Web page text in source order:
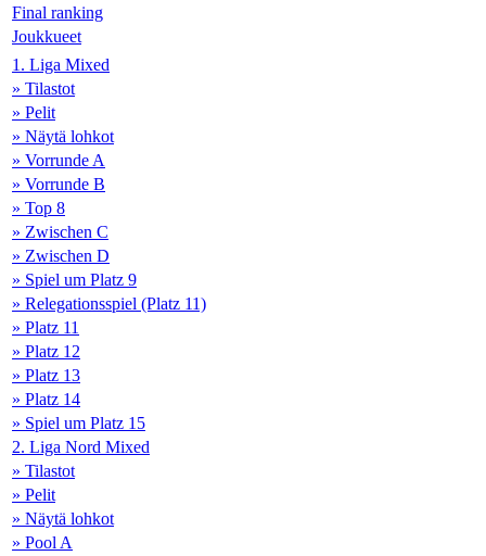
Final ranking
Joukkueet
1. Liga Mixed
» Tilastot
» Pelit
» Näytä lohkot
» Vorrunde A
» Vorrunde B
» Top 8
» Zwischen C
» Zwischen D
» Spiel um Platz 9
» Relegationsspiel (Platz 11)
» Platz 11
» Platz 12
» Platz 13
» Platz 14
» Spiel um Platz 15
2. Liga Nord Mixed
» Tilastot
» Pelit
» Näytä lohkot
» Pool A